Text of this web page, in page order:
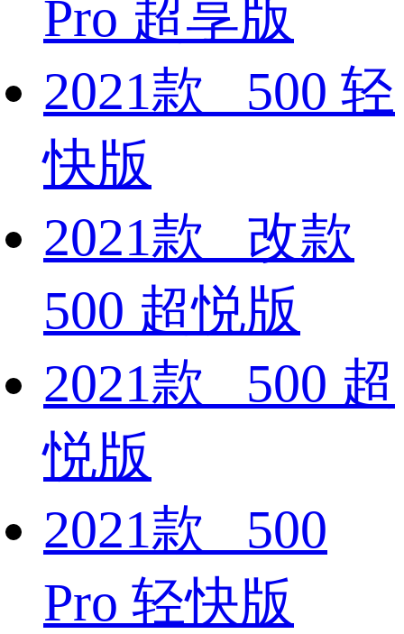
Pro 超享版
2021款 500 轻
快版
2021款 改款
500 超悦版
2021款 500 超
悦版
2021款 500
Pro 轻快版